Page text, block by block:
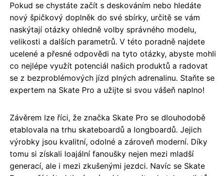
Pokud se chystáte začít s deskováním nebo hledáte
nový špičkový doplněk do své sbírky, určitě se vám
naskýtají otázky ohledně volby správného modelu,
velikosti a dalších parametrů. V této poradně najdete
ucelené a přesné odpovědi na tyto otázky, abyste mohli
co nejlépe využít potenciál našich produktů a radovat
se z bezproblémových jízd plných adrenalinu. Staňte se
expertem na Skate Pro a užijte si svou vášeň naplno!
Závěrem lze říci, že značka Skate Pro se dlouhodobě
etablovala na trhu skateboardů a longboardů. Jejich
výrobky jsou kvalitní, odolné a zároveň moderní. Díky
tomu si získali loajální fanoušky nejen mezi mladší
generací, ale i mezi zkušenými jezdci. Navíc se Skate